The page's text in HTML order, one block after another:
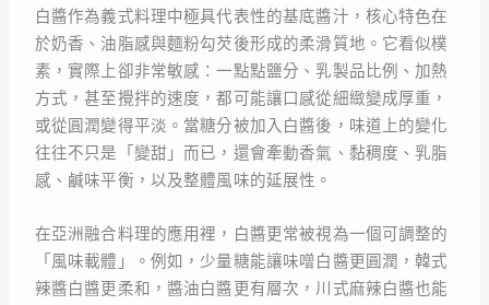
白醬作為義式料理中極具代表性的基底醬汁，核心特色在
於奶香、油脂感與麵粉勾芡後形成的柔滑質地。它看似樸
素，實際上卻非常敏感：一點點鹽分、乳製品比例、加熱
方式，甚至攪拌的速度，都可能讓口感從細緻變成厚重，
或從圓潤變得平淡。當糖分被加入白醬後，味道上的變化
往往不只是「變甜」而已，還會牽動香氣、黏稠度、乳脂
感、鹹味平衡，以及整體風味的延展性。
在亞洲融合料理的應用裡，白醬更常被視為一個可調整的
「風味載體」。例如，少量糖能讓味噌白醬更圓潤，韓式
辣醬白醬更柔和，醬油白醬更有層次，川式麻辣白醬也能